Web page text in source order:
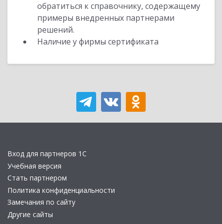
обратиться к справочнику, содержащему
примеры внедренных партнерами
решений.
Наличие у фирмы сертификата
Вход для партнеров 1С
Учебная версия
Стать партнером
Политика конфиденциальности
Замечания по сайту
Другие сайты